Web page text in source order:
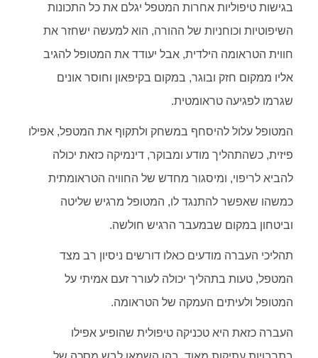
בגישות טיפוליות אחרות המטפל יגלם את כל התכונות
השיפוטיות וכוחניות של ההורה, הוא למעשה ישחזר את
חווית הטראומה הילדית, אבל יעודד את המטופל להגיב
אליו ממקום חזק ובוגר, במקום בקיפאון וחוסר אונים
שגרמו לפגיעה טראומטית.
המטופל עלול להיסחף במשחק ולתקוף את המטפל, אפילו
פיזית, כשהתהליך מודע ומבוקר, דינמיקה כזאת יכולה
להביא לריפוי, ומיסגור מחדש של החוויה הטראומתית
כמשהו שאפשר להתנגד לו, המטופל מרגיש שליטה
וביטחון במקום שבמעבר הרגיש חולשה.
תהליכי העברה מודעים כאלו דורשים ניסיון רב מצד
המטפל, טעות בתהליך יכולה לעורר זעם אמיתי על
המטופל ולעיתים העמקה של הטראומה.
העברה כזאת היא טכניקה טיפולית שהופיע אפילו